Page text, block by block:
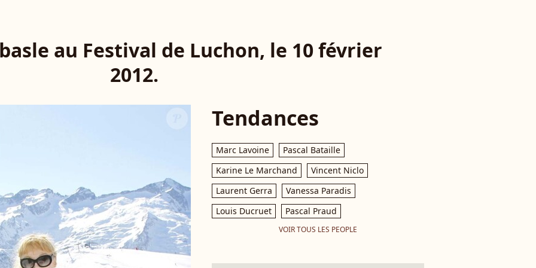
au Festival de Luchon, le 10 février
2012.
Tendances
Marc Lavoine
Pascal Bataille
Karine Le Marchand
Vincent Niclo
Laurent Gerra
Vanessa Paradis
Louis Ducruet
Pascal Praud
VOIR TOUS LES PEOPLE